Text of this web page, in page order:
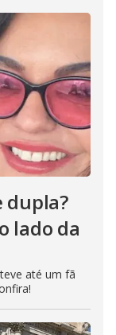
dupla?
lado da
até um fã